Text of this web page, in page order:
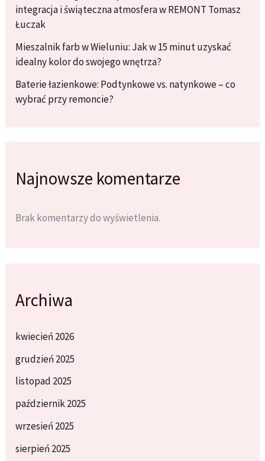
integracja i świąteczna atmosfera w REMONT Tomasz
Łuczak
Mieszalnik farb w Wieluniu: Jak w 15 minut uzyskać
idealny kolor do swojego wnętrza?
Baterie łazienkowe: Podtynkowe vs. natynkowe – co
wybrać przy remoncie?
Najnowsze komentarze
Brak komentarzy do wyświetlenia.
Archiwa
kwiecień 2026
grudzień 2025
listopad 2025
październik 2025
wrzesień 2025
sierpień 2025